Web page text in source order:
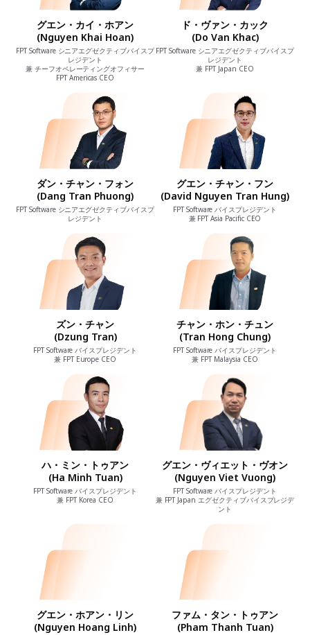
グエン・カイ・ホアン
(Nguyen Khai Hoan)
FPT Software シニアエグゼクティブバイスプ
レジデント
兼 チーフオペレーティングオフィサー
FPT Americas CEO
ド・ヴァン・カック
(Do Van Khac)
FPT Software シニアエグゼクティブバイスプ
レジデント
兼 FPT Japan CEO
ダン・チャン・フォン
(Dang Tran Phuong)
FPT Software シニアエグゼクティブバイスプ
レジデント
グエン・チャン・フン
(David Nguyen Tran Hung)
FPT Software バイスプレジデント
兼 FPT Asia Pacific CEO
ズン・チャン
(Dzung Tran)
FPT Software バイスプレジデント
兼 FPT Europe CEO
チャン・ホン・チュン
(Tran Hong Chung)
FPT Software バイスプレジデント
兼 FPT Malaysia CEO
ハ・ミン・トゥアン
(Ha Minh Tuan)
FPT Software バイスプレジデント
兼 FPT Korea CEO
グエン・ヴィエット・ヴオン
(Nguyen Viet Vuong)
FPT Software バイスプレジデント
兼 FPT Japan エグゼクティブバイスプレジデ
ント
グエン・ホアン・リン
(Nguyen Hoang Linh)
ファム・タン・トゥアン
(Pham Thanh Tuan)